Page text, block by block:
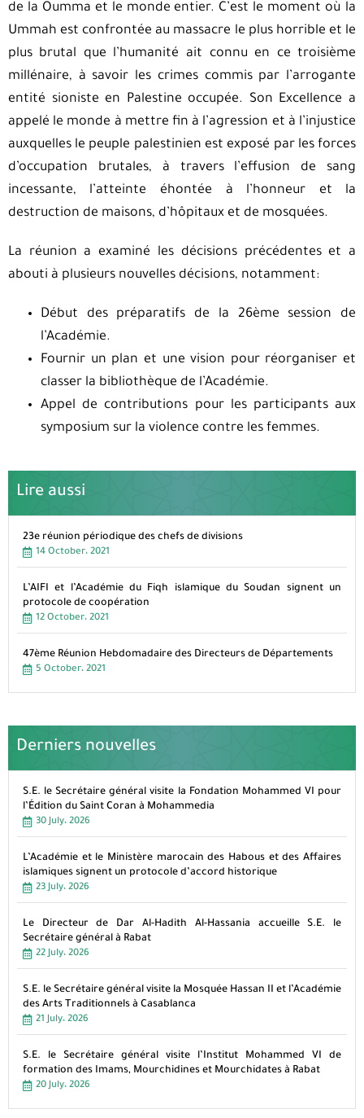
de la Oumma et le monde entier. C’est le moment où la
Ummah est confrontée au massacre le plus horrible et le
plus brutal que l’humanité ait connu en ce troisième
millénaire, à savoir les crimes commis par l’arrogante
entité sioniste en Palestine occupée. Son Excellence a
appelé le monde à mettre fin à l’agression et à l’injustice
auxquelles le peuple palestinien est exposé par les forces
d’occupation brutales, à travers l’effusion de sang
incessante, l’atteinte éhontée à l’honneur et la
destruction de maisons, d’hôpitaux et de mosquées.
La réunion a examiné les décisions précédentes et a
abouti à plusieurs nouvelles décisions, notamment:
Début des préparatifs de la 26ème session de
l’Académie.
Fournir un plan et une vision pour réorganiser et
classer la bibliothèque de l’Académie.
Appel de contributions pour les participants aux
symposium sur la violence contre les femmes.
Lire aussi
23e réunion périodique des chefs de divisions
14 October، 2021
L’AIFI et l’Académie du Fiqh islamique du Soudan signent un
protocole de coopération
12 October، 2021
47ème Réunion Hebdomadaire des Directeurs de Départements
5 October، 2021
Derniers nouvelles
S.E. le Secrétaire général visite la Fondation Mohammed VI pour
l’Édition du Saint Coran à Mohammedia
30 July، 2026
L’Académie et le Ministère marocain des Habous et des Affaires
islamiques signent un protocole d’accord historique
23 July، 2026
Le Directeur de Dar Al-Hadith Al-Hassania accueille S.E. le
Secrétaire général à Rabat
22 July، 2026
S.E. le Secrétaire général visite la Mosquée Hassan II et l’Académie
des Arts Traditionnels à Casablanca
21 July، 2026
S.E. le Secrétaire général visite l’Institut Mohammed VI de
formation des Imams, Mourchidines et Mourchidates à Rabat
20 July، 2026